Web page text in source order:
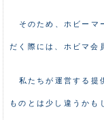
そのため、ホビーマ
だく際には、ホビマ会
私たちが運営する提
ものとは少し違うかも